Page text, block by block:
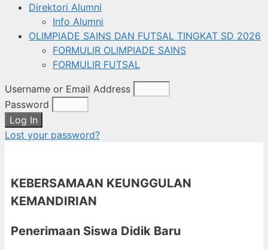
Direktori Alumni
Info Alumni
OLIMPIADE SAINS DAN FUTSAL TINGKAT SD 2026
FORMULIR OLIMPIADE SAINS
FORMULIR FUTSAL
Username or Email Address
Password
Log In
Lost your password?
KEBERSAMAAN KEUNGGULAN
KEMANDIRIAN
Penerimaan Siswa Didik Baru